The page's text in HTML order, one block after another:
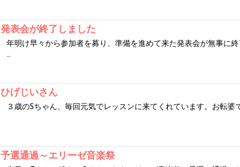
発表会が終了しました
年明け早々から参加者を募り、準備を進めて来た発表会が無事に
…
ひげじいさん
３歳のSちゃん、毎回元気でレッスンに来てくれています。お転婆
予選通過～エリーゼ音楽祭